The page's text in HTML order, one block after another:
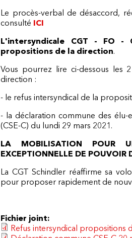
Le procès-verbal de désaccord,
consulté ICI
L'intersyndicale CGT - FO
propositions de la direction.
Vous pourrez lire ci-dessous les
direction :
- le refus intersyndical de la
- la déclaration commune des
(CSE-C) du lundi 29 mars 2021.
LA MOBILISATION POUR
EXCEPTIONNELLE DE
La CGT Schindler réaffirme sa
pour proposer rapidement de
Fichier joint:
Refus intersyndical propositions